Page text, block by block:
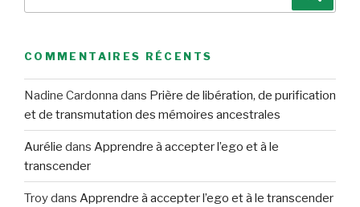
COMMENTAIRES RÉCENTS
Nadine Cardonna dans Prière de libération, de purification
et de transmutation des mémoires ancestrales
Aurélie dans Apprendre à accepter l’ego et à le
transcender
Troydans Apprendre à accepter l’ego et à le transcender